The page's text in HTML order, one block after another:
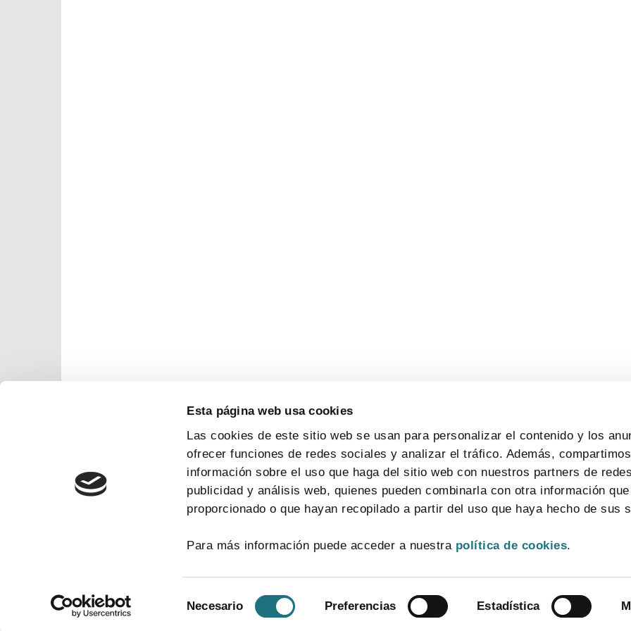
Esta página web usa cookies
Las cookies de este sitio web se usan para personalizar el contenido y los
ofrecer funciones de redes sociales y analizar el tráfico. Además, compartimos
información sobre el uso que haga del sitio web con nuestros partners de
publicidad y análisis web, quienes pueden combinarla con otra información
proporcionado o que hayan recopilado a partir del uso que haya hecho de sus
Para más información puede acceder a nuestra política de cookies.
de
Necesario Preferencias Estadística
© 2026 FarmaIndustria Todos los derechos reservados